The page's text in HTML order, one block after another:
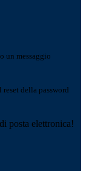
un messaggio
della password
posta elettronica!